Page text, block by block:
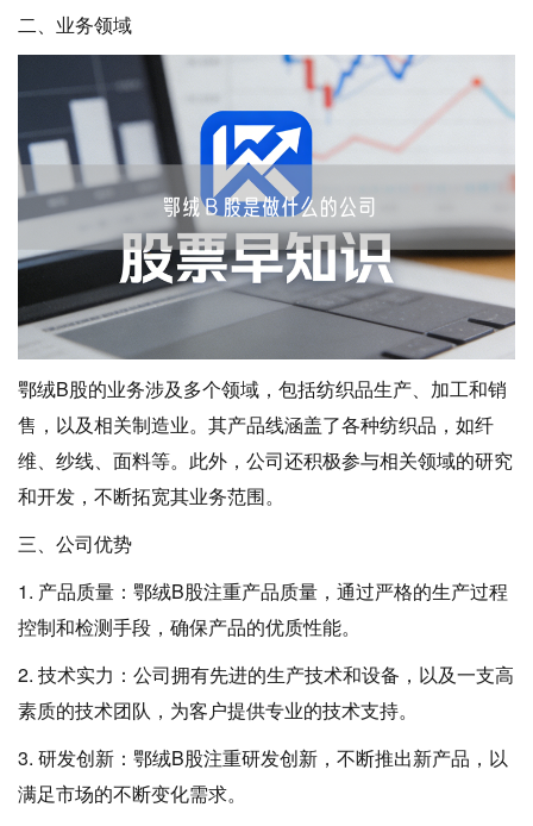
二、业务领域
鄂绒B股的业务涉及多个领域，包括纺织品生产、加工和销
售，以及相关制造业。其产品线涵盖了各种纺织品，如纤
维、纱线、面料等。此外，公司还积极参与相关领域的研究
和开发，不断拓宽其业务范围。
三、公司优势
1. 产品质量：鄂绒B股注重产品质量，通过严格的生产过程
控制和检测手段，确保产品的优质性能。
2. 技术实力：公司拥有先进的生产技术和设备，以及一支高
素质的技术团队，为客户提供专业的技术支持。
3. 研发创新：鄂绒B股注重研发创新，不断推出新产品，以
满足市场的不断变化需求。